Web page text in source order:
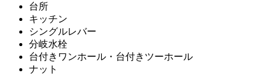
台所
キッチン
シングルレバー
分岐水栓
台付きワンホール・台付きツーホール
ナット